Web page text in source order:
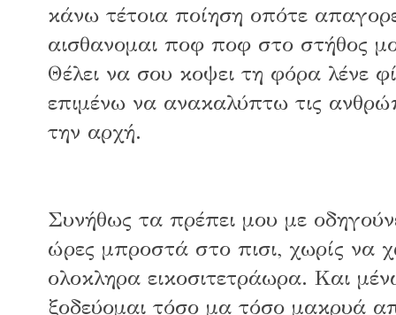
κάνω τέτοια ποίηση οπότε
αισθανομαι ποφ ποφ στο στήθος
Θέλει να σου κοψει τη φόρα λένε
επιμένω να ανακαλύπτω τις
την αρχή.
Συνήθως τα πρέπει μου με
ώρες μπροστά στο πισι, χωρίς να
ολοκληρα εικοσιτετράωρα. Και
ξοδεύομαι τόσο μα τόσο μακρυά